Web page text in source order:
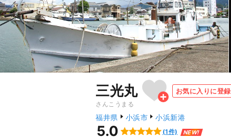
三光丸
さんこうまる
お気に入りに登録
福井県 小浜市 小浜新港
5.0 (1件) NEW!